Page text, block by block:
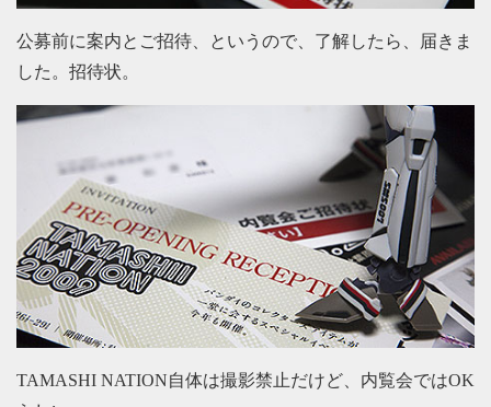
公募前に案内とご招待、というので、了解したら、届きま
した。招待状。
TAMASHI NATION自体は撮影禁止だけど、内覧会ではOK